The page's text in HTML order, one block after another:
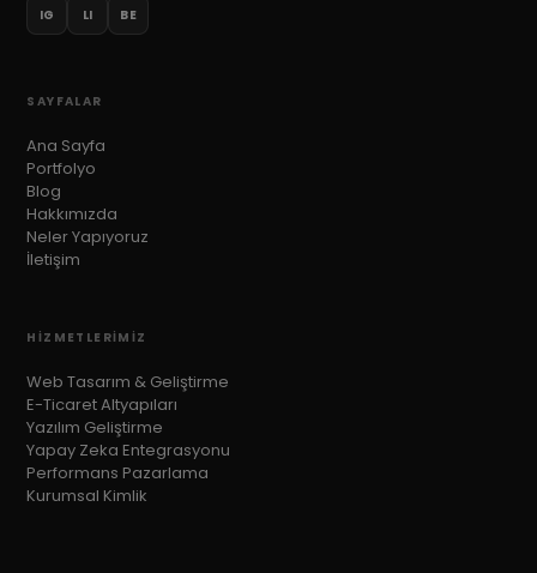
IG LI BE
SAYFALAR
Ana Sayfa
Portfolyo
Blog
Hakkımızda
Neler Yapıyoruz
İletişim
HIZMETLERIMIZ
Web Tasarım & Geliştirme
E-Ticaret Altyapıları
Yazılım Geliştirme
Yapay Zeka Entegrasyonu
Performans Pazarlama
Kurumsal Kimlik